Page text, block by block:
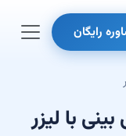
رایگان
با لیزر